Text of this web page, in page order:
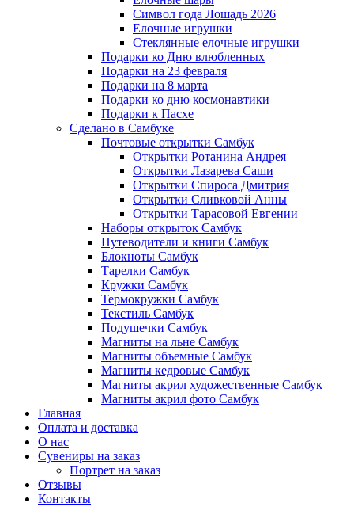
Символ года Лошадь 2026
Елочные игрушки
Стеклянные елочные игрушки
Подарки ко Дню влюбленных
Подарки на 23 февраля
Подарки на 8 марта
Подарки ко дню космонавтики
Подарки к Пасхе
Сделано в Самбуке
Почтовые открытки Самбук
Открытки Ротанина Андрея
Открытки Лазарева Саши
Открытки Спироса Дмитрия
Открытки Сливковой Анны
Открытки Тарасовой Евгении
Наборы открыток Самбук
Путеводители и книги Самбук
Блокноты Самбук
Тарелки Самбук
Кружки Самбук
Термокружки Самбук
Текстиль Самбук
Подушечки Самбук
Магниты на льне Самбук
Магниты объемные Самбук
Магниты кедровые Самбук
Магниты акрил художественные Самбук
Магниты акрил фото Самбук
Главная
Оплата и доставка
О нас
Сувениры на заказ
Портрет на заказ
Отзывы
Контакты